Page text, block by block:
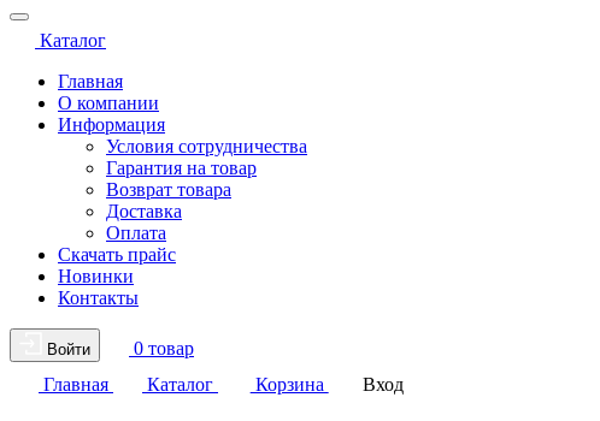
Каталог
Главная
О компании
Информация
Условия сотрудничества
Гарантия на товар
Возврат товара
Доставка
Оплата
Скачать прайс
Новинки
Контакты
Войти
0 товар
Главная
Каталог Корзина Вход